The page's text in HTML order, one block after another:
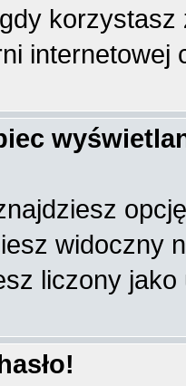
internetowej
widoczny
liczony